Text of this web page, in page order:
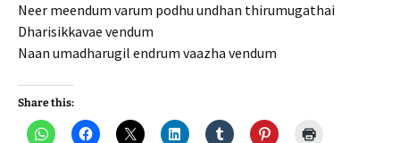
Neer meendum varum podhu undhan thirumugathai
Dharisikkavae vendum
Naan umadharugil endrum vaazha vendum
Share this: